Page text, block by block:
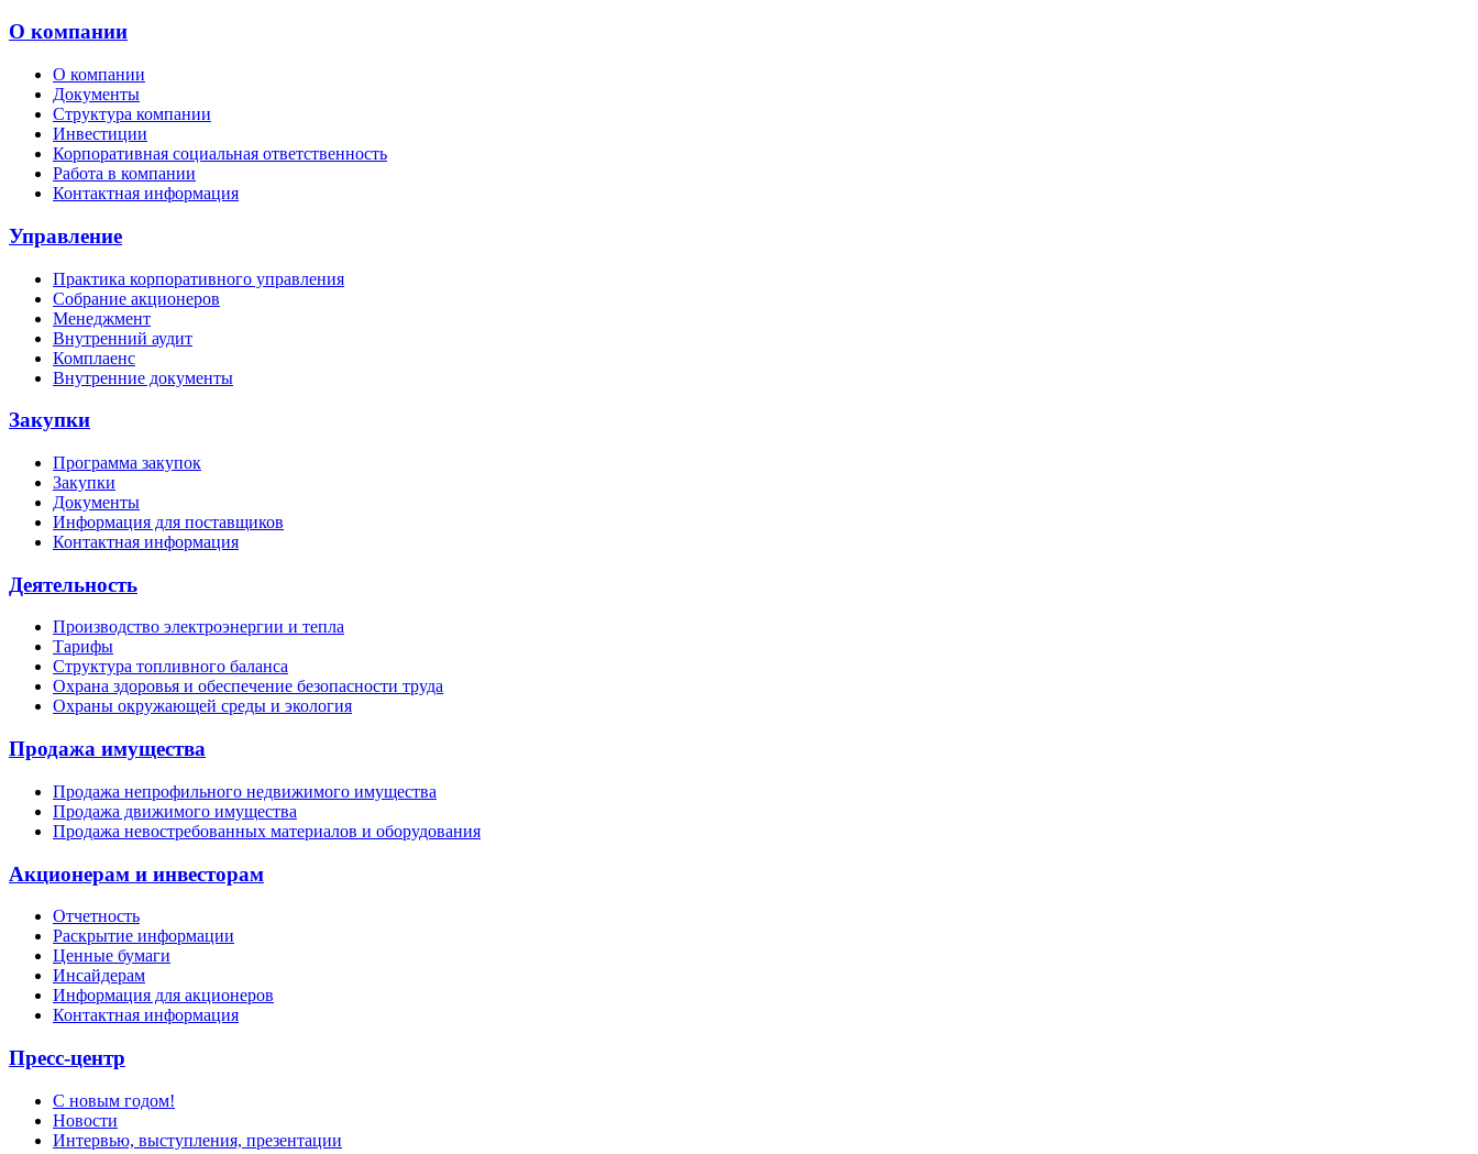
О компании
О компании
Документы
Структура компании
Инвестиции
Корпоративная социальная ответственность
Работа в компании
Контактная информация
Управление
Практика корпоративного управления
Собрание акционеров
Менеджмент
Внутренний аудит
Комплаенс
Внутренние документы
Закупки
Программа закупок
Закупки
Документы
Информация для поставщиков
Контактная информация
Деятельность
Производство электроэнергии и тепла
Тарифы
Структура топливного баланса
Охрана здоровья и обеспечение безопасности труда
Охраны окружающей среды и экология
Продажа имущества
Продажа непрофильного недвижимого имущества
Продажа движимого имущества
Продажа невостребованных материалов и оборудования
Акционерам и инвесторам
Отчетность
Раскрытие информации
Ценные бумаги
Инсайдерам
Информация для акционеров
Контактная информация
Пресс-центр
С новым годом!
Новости
Интервью, выступления, презентации